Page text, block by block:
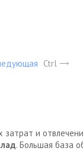
Ctrl
и
. Большая база